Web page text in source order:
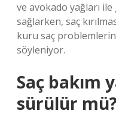
ve avokado yağları
sağlarken, saç
kuru saç
söyleniyor.
Saç bakım
sürülür